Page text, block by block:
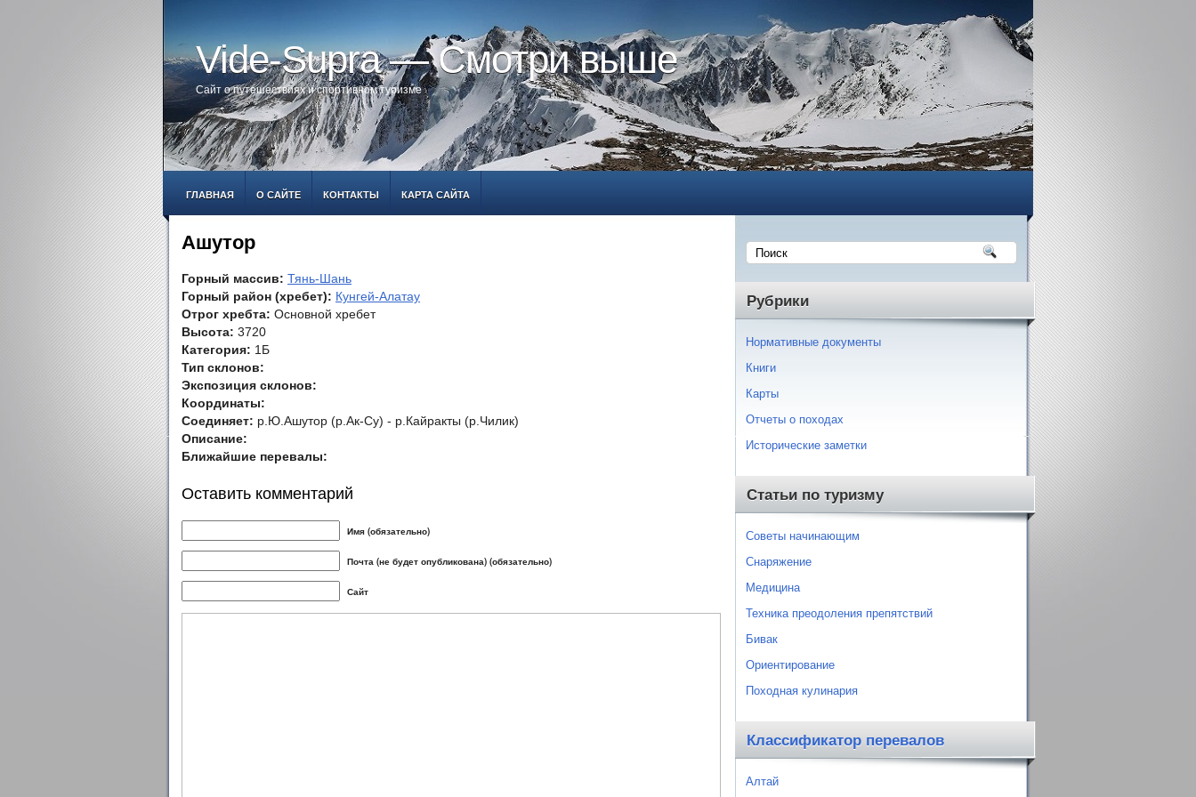
Vide-Supra — Смотри выше
Сайт о путешествиях и спортивном туризме
ГЛАВНАЯ О САЙТЕ КОНТАКТЫ КАРТА САЙТА
Ашутор
Горный массив: Тянь-Шань
Горный район (хребет): Кунгей-Алатау
Отрог хребта: Основной хребет
Высота: 3720
Категория: 1Б
Тип склонов:
Экспозиция склонов:
Координаты:
Соединяет: р.Ю.Ашутор (р.Ак-Су) - р.Кайракты (р.Чилик)
Описание:
Ближайшие перевалы:
Оставить комментарий
Имя (обязательно)
Почта (не будет опубликована) (обязательно)
Сайт
Рубрики
Нормативные документы
Книги
Карты
Отчеты о походах
Исторические заметки
Статьи по туризму
Советы начинающим
Снаряжение
Медицина
Техника преодоления препятствий
Бивак
Ориентирование
Походная кулинария
Классификатор перевалов
Алтай